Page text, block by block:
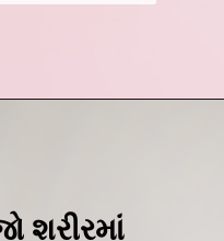
શરીરમાં